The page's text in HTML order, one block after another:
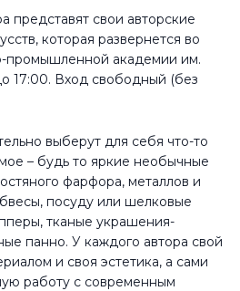
представят свои авторские
которая развернется во
промышленной академии им.
17:00. Вход свободный (без
выберут для себя что-то
– будь то яркие необычные
фарфора, металлов и
посуду или шелковые
тканые украшения-
панно. У каждого автора свой
и своя эстетика, а сами
работу с современным